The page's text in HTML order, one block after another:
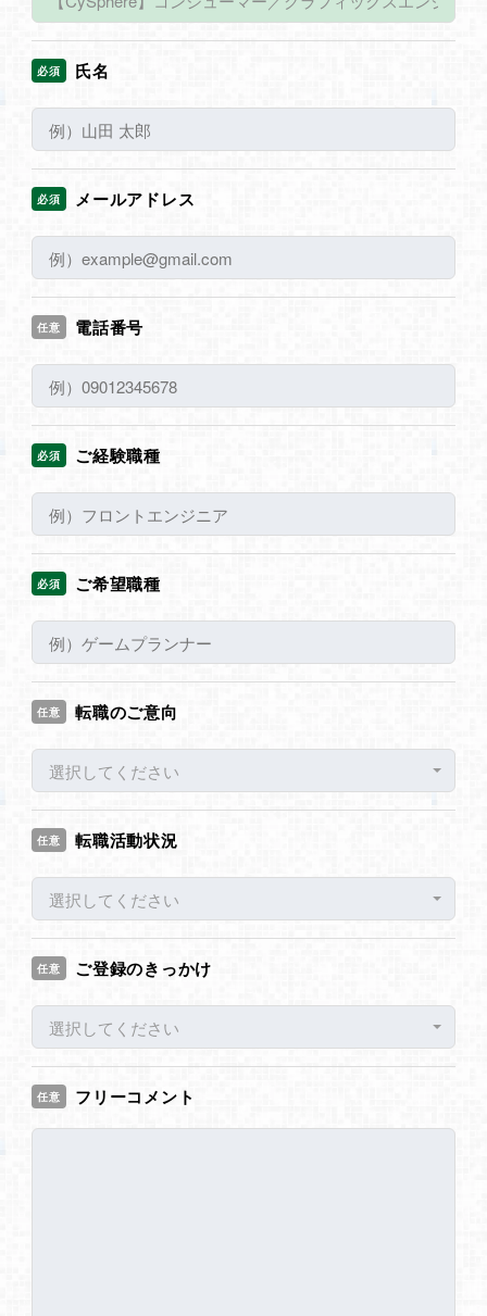
必須 氏名
必須 メールアドレス
任意 電話番号
必須 ご経験職種
必須 ご希望職種
任意 転職のご意向
選択してください
任意 転職活動状況
選択してください
任意 ご登録のきっかけ
選択してください
任意 フリーコメント